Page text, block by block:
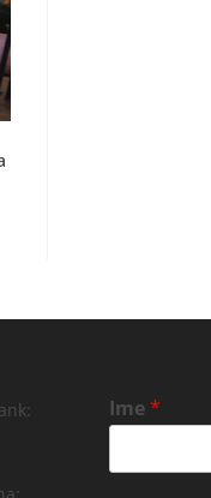
Ime*